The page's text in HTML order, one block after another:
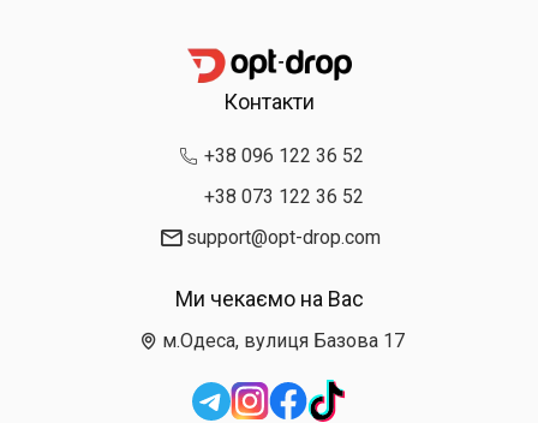
Контакти
+38 096 122 36 52
+38 073 122 36 52
support@opt-drop.com
Ми чекаємо на Вас
м.Одеса, вулиця Базова 17